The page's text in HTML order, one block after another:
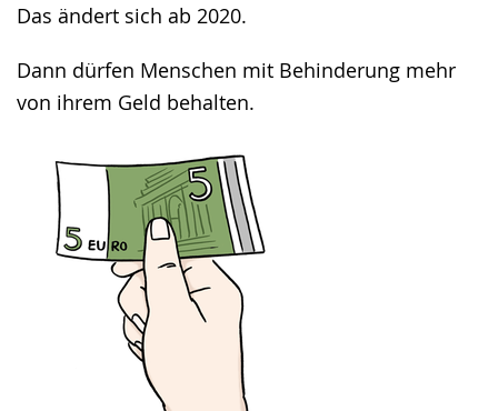
Das ändert sich ab 2020.
Dann dürfen Menschen mit Behinderung mehr
von ihrem Geld behalten.